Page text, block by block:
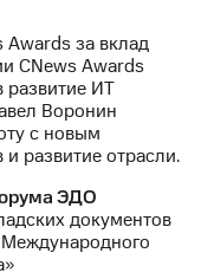
за вклад
CNews Awards
развитие ИТ
Воронин
с новым
развитие отрасли.
ЭДО
документов